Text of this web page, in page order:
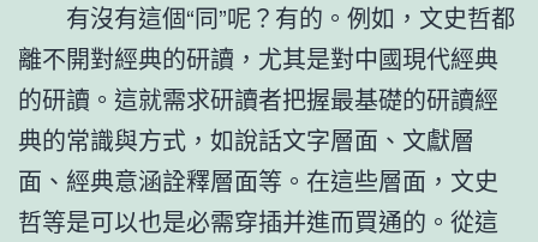
有沒有這個“同”呢？有的。例如，文史哲都
離不開對經典的研讀，尤其是對中國現代經典
的研讀。這就需求研讀者把握最基礎的研讀經
典的常識與方式，如說話文字層面、文獻層
面、經典意涵詮釋層面等。在這些層面，文史
哲等是可以也是必需穿插并進而買通的。從這